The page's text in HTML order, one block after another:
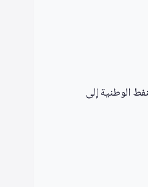
2008 ببيع أغلبية أسهمها في شركة النفط الوطنية إلى